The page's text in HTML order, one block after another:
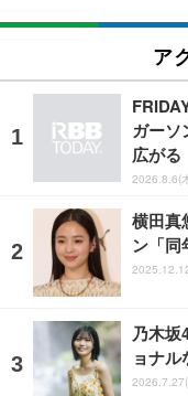
ア
ガーソ
広がる
2026.8.6(
横田真
ン「同
乃木坂
ョナル